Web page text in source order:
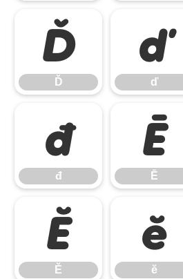
Ď
Ď
ď
ď
đ
đ
Ē
Ē
Ĕ
Ĕ
ĕ
ĕ